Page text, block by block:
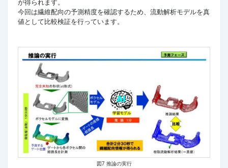
が得られます。
今回は繊維配向の予測精度を確認するため、流動解析モデルを真
値として比較検証を行っています。
図7 推論の実行